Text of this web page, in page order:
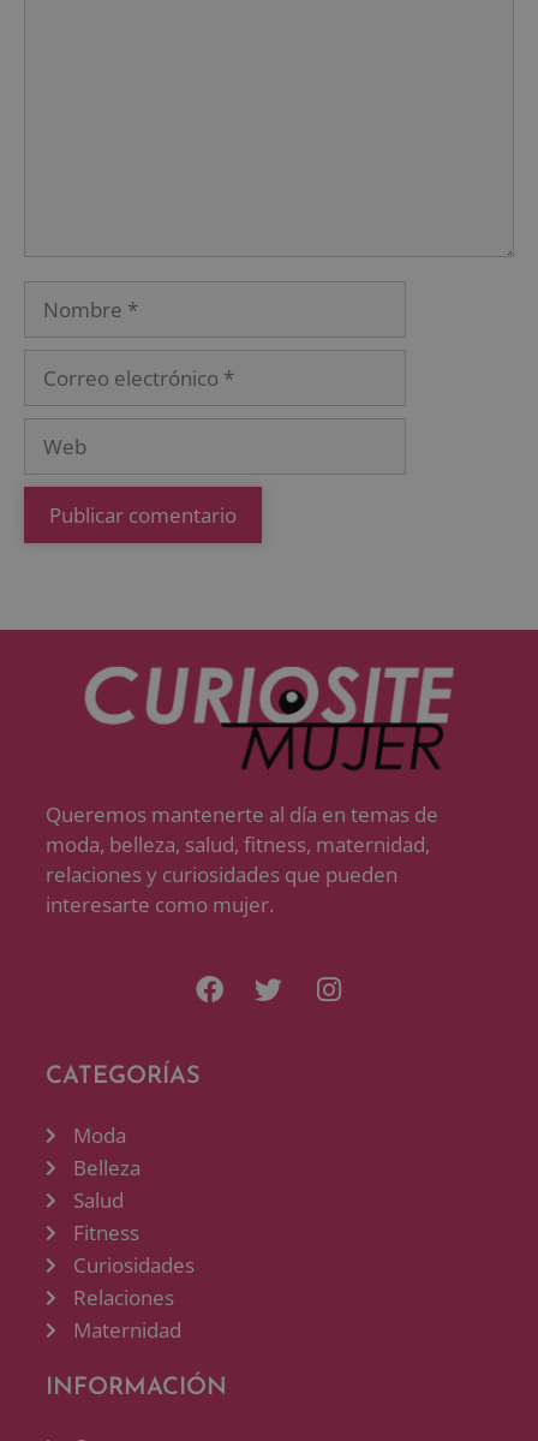
Queremos mantenerte al día en temas de
moda, belleza, salud, fitness, maternidad,
relaciones y curiosidades que pueden
interesarte como mujer.
CATEGORÍAS
Moda
Belleza
Salud
Fitness
Curiosidades
Relaciones
Maternidad
INFORMACIÓN